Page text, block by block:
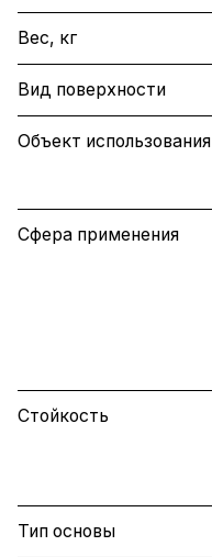
Вес, кг
Вид поверхности
Объект использования
Сфера применения
Стойкость
Тип основы